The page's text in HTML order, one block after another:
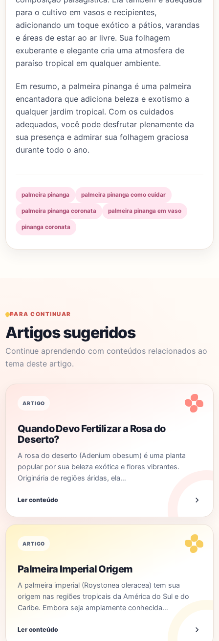
para o cultivo em vasos e recipientes,
adicionando um toque exótico a pátios, varandas
e áreas de estar ao ar livre. Sua folhagem
exuberante e elegante cria uma atmosfera de
paraíso tropical em qualquer ambiente.
Em resumo, a palmeira pinanga é uma palmeira
encantadora que adiciona beleza e exotismo a
qualquer jardim tropical. Com os cuidados
adequados, você pode desfrutar plenamente da
sua presença e admirar sua folhagem graciosa
durante todo o ano.
palmeira pinanga palmeira pinanga como cuidar
palmeira pinanga coronata palmeira pinanga em vaso
pinanga coronata
PARA CONTINUAR
Artigos sugeridos
Continue aprendendo com conteúdos relacionados ao
tema deste artigo.
ARTIGO
Quando Devo Fertilizar a Rosa do
Deserto?
A rosa do deserto (Adenium obesum) é uma planta
popular por sua beleza exótica e flores vibrantes.
Originária de regiões áridas, ela…
Ler conteúdo
ARTIGO
Palmeira Imperial Origem
A palmeira imperial (Roystonea oleracea) tem sua
origem nas regiões tropicais da América do Sul e do
Caribe. Embora seja amplamente conhecida…
Ler conteúdo